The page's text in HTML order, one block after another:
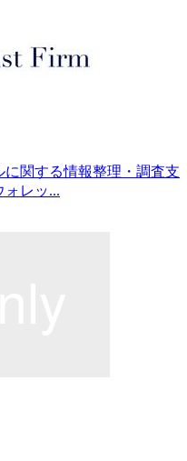
関する情報整理・調査支
ォレッ...